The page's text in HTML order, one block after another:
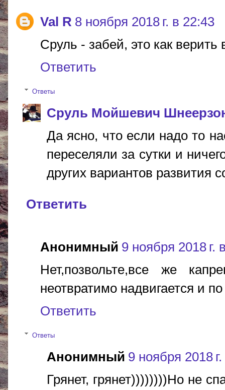
Val R 8 ноября 2018 г. в 22:43
Сруль - забей, это как верить
Ответить
Ответы
Сруль Мойшевич
Да ясно, что если надо то
переселяли за сутки и
других вариантов развития
Ответить
Анонимный 9 ноября 2018 г.
Нет,позвольте,все же
неотвратимо надвигается и
Ответить
Ответы
Анонимный 9 ноября 2018
Грянет, грянет))))))))Но не